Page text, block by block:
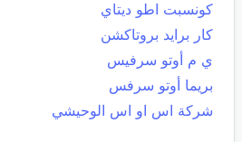
كونسبت اطو ديتاي
كار برايد بروتاكشن
ي م أوتو سرفيس
بريما أوتو سرفس
شركة اس او اس الوحيشي